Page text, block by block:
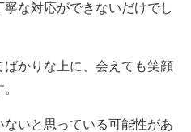
な対応ができないだけでし
かりな上に、会えても笑顔
いと思っている可能性があ